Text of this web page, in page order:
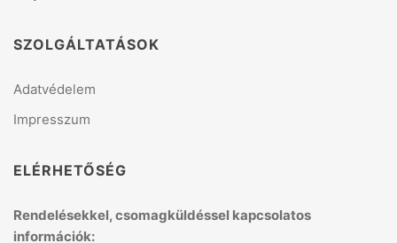
SZOLGÁLTATÁSOK
Adatvédelem
Impresszum
ELÉRHETŐSÉG
Rendelésekkel, csomagküldéssel kapcsolatos
információk: